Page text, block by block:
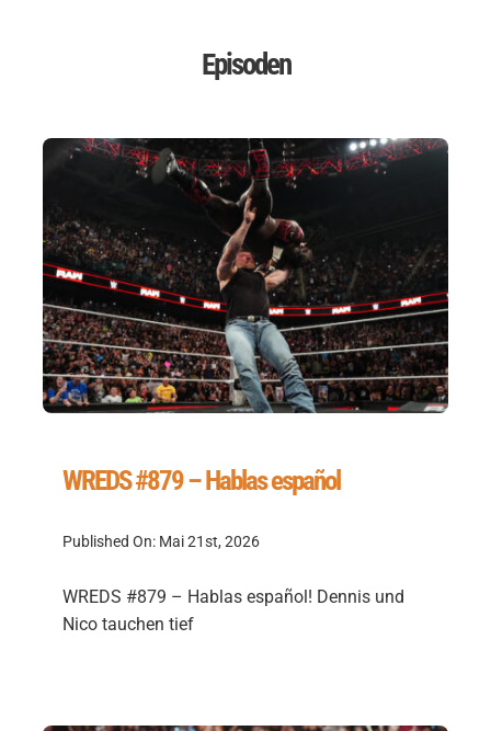
Episoden
WREDS #879 – Hablas español
Published On: Mai 21st, 2026
WREDS #879 – Hablas español! Dennis und
Nico tauchen tief